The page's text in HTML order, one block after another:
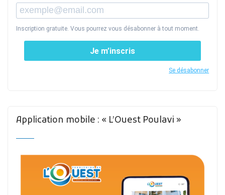
Inscription gratuite. Vous pourrez vous désabonner à tout moment.
Je m’inscris
Se désabonner
Application mobile : « L’Ouest Poulavi »